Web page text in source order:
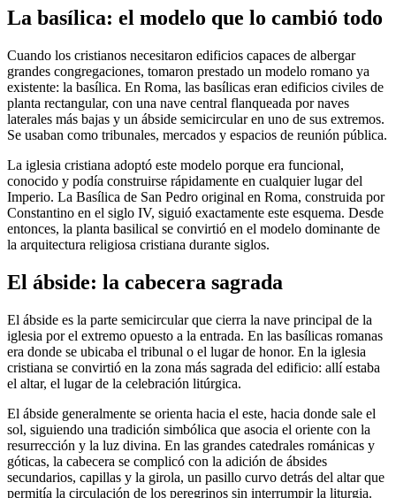
La basílica: el modelo que lo cambió todo
Cuando los cristianos necesitaron edificios capaces de albergar
grandes congregaciones, tomaron prestado un modelo romano ya
existente: la basílica. En Roma, las basílicas eran edificios civiles de
planta rectangular, con una nave central flanqueada por naves
laterales más bajas y un ábside semicircular en uno de sus extremos.
Se usaban como tribunales, mercados y espacios de reunión pública.
La iglesia cristiana adoptó este modelo porque era funcional,
conocido y podía construirse rápidamente en cualquier lugar del
Imperio. La Basílica de San Pedro original en Roma, construida por
Constantino en el siglo IV, siguió exactamente este esquema. Desde
entonces, la planta basilical se convirtió en el modelo dominante de
la arquitectura religiosa cristiana durante siglos.
El ábside: la cabecera sagrada
El ábside es la parte semicircular que cierra la nave principal de la
iglesia por el extremo opuesto a la entrada. En las basílicas romanas
era donde se ubicaba el tribunal o el lugar de honor. En la iglesia
cristiana se convirtió en la zona más sagrada del edificio: allí estaba
el altar, el lugar de la celebración litúrgica.
El ábside generalmente se orienta hacia el este, hacia donde sale el
sol, siguiendo una tradición simbólica que asocia el oriente con la
resurrección y la luz divina. En las grandes catedrales románicas y
góticas, la cabecera se complicó con la adición de ábsides
secundarios, capillas y la girola, un pasillo curvo detrás del altar que
permitía la circulación de los peregrinos sin interrumpir la liturgia.